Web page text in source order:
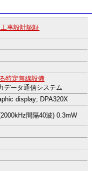
事設計認証
特定無線設備
データ通信システム
display; DPA320X
間隔40波) 0.3mW